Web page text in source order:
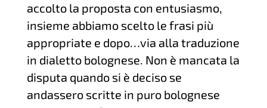
accolto la proposta con entusiasmo,
insieme abbiamo scelto le frasi più
appropriate e dopo…via alla traduzione
in dialetto bolognese. Non è mancata la
disputa quando si è deciso se
andassero scritte in puro bolognese